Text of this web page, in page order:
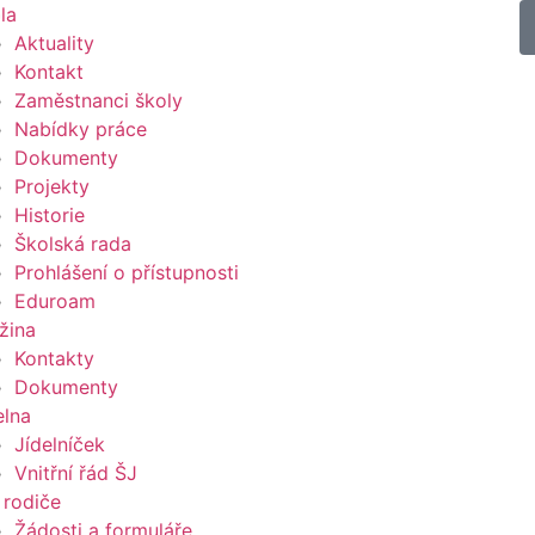
Aktuality
Kontakt
Zaměstnanci školy
Nabídky práce
Dokumenty
Projekty
Historie
Školská rada
Prohlášení o přístupnosti
Eduroam
Kontakty
Dokumenty
Jídelníček
Vnitřní řád ŠJ
rodiče
Žádosti a formuláře